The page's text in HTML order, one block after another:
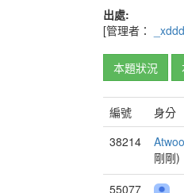
出處:
[管理者：
本題狀況
編號 身分
38214
剛剛)
55077